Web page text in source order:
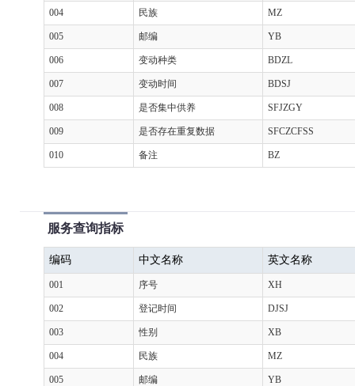
004 民族 MZ
005 邮编 YB
006 变动种类 BDZL
007 变动时间 BDSJ
008 是否集中供养 SFJZGY
009 是否存在重复数据 SFCZCFSS
010 备注 BZ
服务查询指标
编码 中文名称 英文名称
001 序号 XH
002 登记时间 DJSJ
003 性别 XB
004 民族 MZ
005 邮编 YB